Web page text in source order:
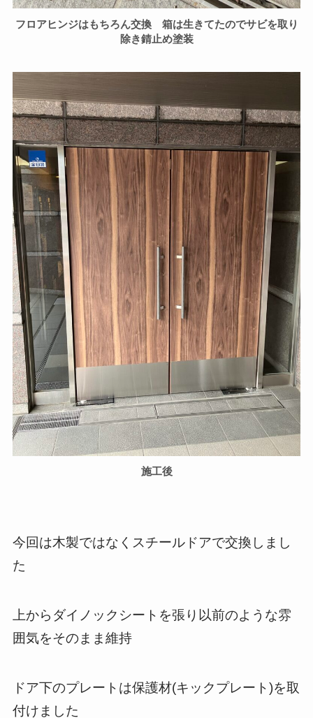
フロアヒンジはもちろん交換 箱は生きてたのでサビを取り
除き錆止め塗装
施工後
今回は木製ではなくスチールドアで交換しまし
た
上からダイノックシートを張り以前のような雰
囲気をそのまま維持
ドア下のプレートは保護材(キックプレート)を取
付けました